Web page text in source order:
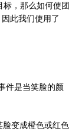
标，那么如何使团
此我们使用了
件是当笑脸的颜
变成橙色或红色